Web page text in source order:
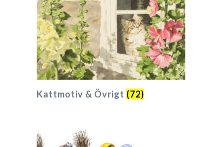
Kattmotiv & Övrigt (72)